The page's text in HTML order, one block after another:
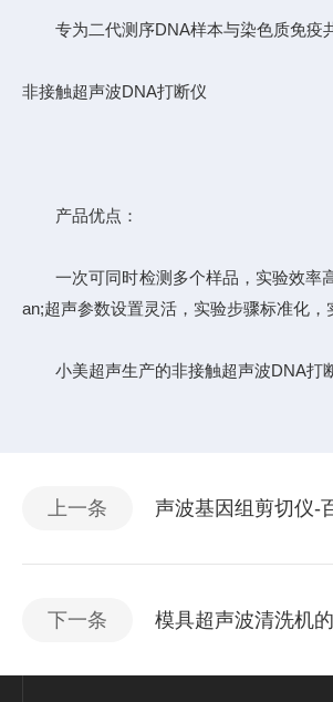
专为二代测序DNA样本与染色质免疫共
非接触超声波DNA打断仪
产品优点：
一次可同时检测多个样品，实验效率高
an;超声参数设置灵活，实验步骤标准化
小美超声生产的非接触超声波DNA打断
上一条 声波基因组剪切仪-
下一条 模具超声波清洗机